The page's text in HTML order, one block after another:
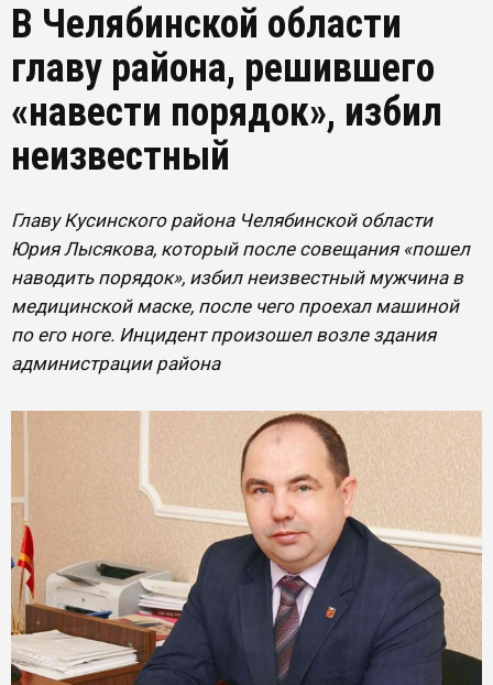
В Челябинской области
главу района, решившего
«навести порядок», избил
неизвестный
Главу Кусинского района Челябинской области
Юрия Лысякова, который после совещания «пошел
наводить порядок», избил неизвестный мужчина в
медицинской маске, после чего проехал машиной
по его ноге. Инцидент произошел возле здания
администрации района